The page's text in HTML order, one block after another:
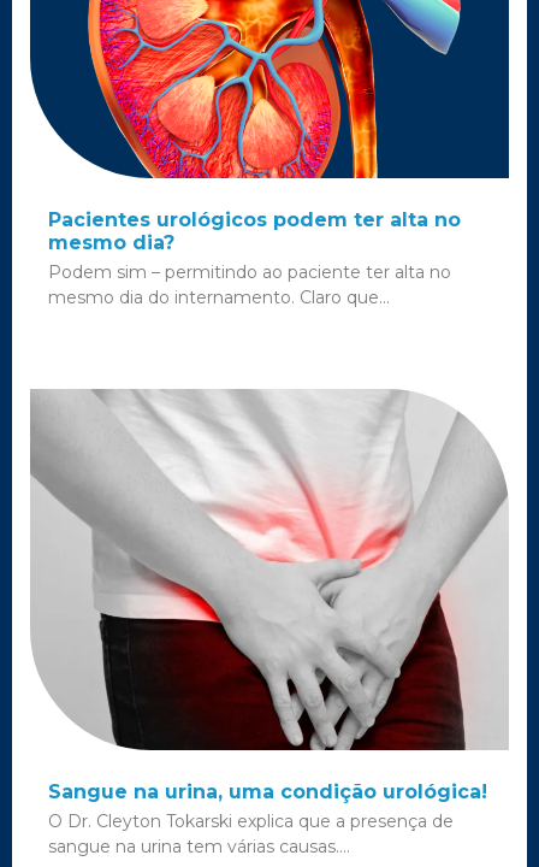
Pacientes urológicos podem ter alta no
mesmo dia?
Podem sim – permitindo ao paciente ter alta no
mesmo dia do internamento. Claro que...
Sangue na urina, uma condição urológica!
O Dr. Cleyton Tokarski explica que a presença de
sangue na urina tem várias causas....